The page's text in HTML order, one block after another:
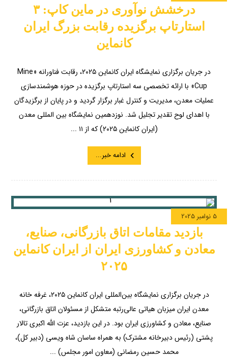
درخشش نوآوری در ماین کاپ: ۳
استارتاپ برگزیده رقابت بزرگ ایران
کانماین
در جریان برگزاری نمایشگاه ایران کانماین ۲۰۲۵، رقابت فناورانه «Mine
Cup» با ارائه تخصصی سه استارتاپ برگزیده در حوزه هوشمندسازی
عملیات معدن، مدیریت و کنترل غبار برگزار گردید و در پایان از برگزیدگان
با اهدای لوح تقدیر تجلیل شد. نوزدهمین نمایشگاه بین المللی معدن
(ایران کانماین ۲۰۲۵) که از ۱۱ ...
ادامه خبر...
بازدید مقامات اتاق بازرگانی، صنایع،
معادن و کشاورزی ایران از ایران کانماین
۲۰۲۵
5 نوامبر 2025
در جریان برگزاری نمایشگاه بین‌المللی ایران کانماین ۲۰۲۵، غرفه خانه
معدن ایران میزبان هیاتی عالی‌رتبه متشکل از مسئولان اتاق بازرگانی،
صنایع، معادن و کشاورزی ایران بود. در این بازدید، عزت الله اکبری تالار
پشتی (رئیس دبیرخانه مشترک) به همراه ساسان شاه ویسی (دبیر کل)،
محمد حسین رمضانی (معاون امور مجلس) ...